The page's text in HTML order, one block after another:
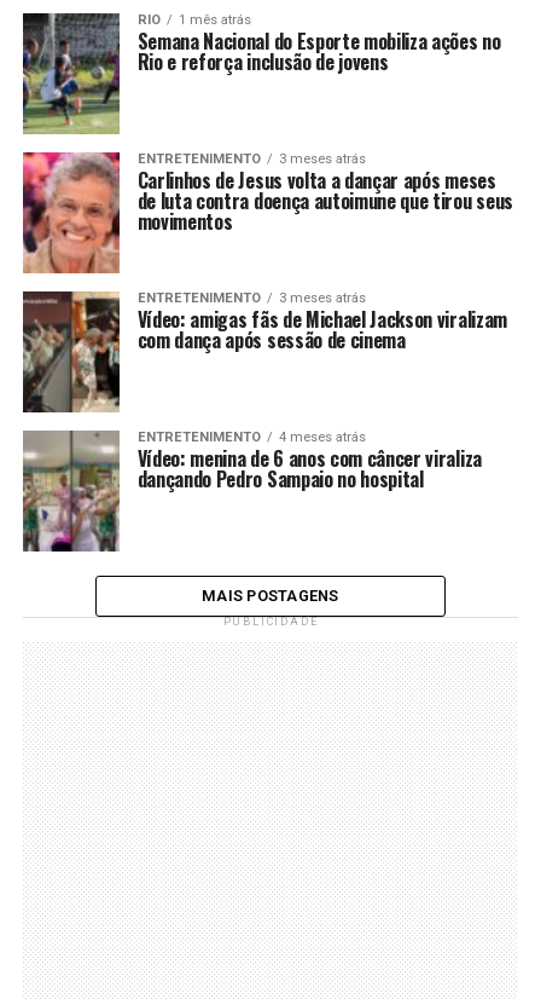
RIO 1 mês atrás
Semana Nacional do Esporte mobiliza ações no
Rio e reforça inclusão de jovens
ENTRETENIMENTO 3 meses atrás
Carlinhos de Jesus volta a dançar após meses
de luta contra doença autoimune que tirou seus
movimentos
ENTRETENIMENTO 3 meses atrás
Vídeo: amigas fãs de Michael Jackson viralizam
com dança após sessão de cinema
ENTRETENIMENTO 4 meses atrás
Vídeo: menina de 6 anos com câncer viraliza
dançando Pedro Sampaio no hospital
MAIS POSTAGENS
PUBLICIDADE